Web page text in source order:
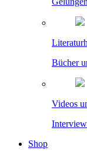
Bücher
Videos
Shop